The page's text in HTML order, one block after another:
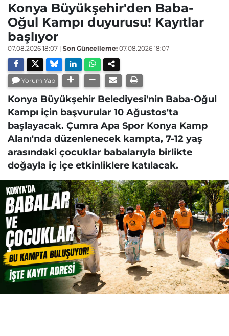
Konya Büyükşehir'den Baba-
Oğul Kampı duyurusu! Kayıtlar
başlıyor
07.08.2026 18:07 | Son Güncelleme: 07.08.2026 18:07
Yorum Yap
Konya Büyükşehir Belediyesi'nin Baba-Oğul
Kampı için başvurular 10 Ağustos'ta
başlayacak. Çumra Apa Spor Konya Kamp
Alanı'nda düzenlenecek kampta, 7-12 yaş
arasındaki çocuklar babalarıyla birlikte
doğayla iç içe etkinliklere katılacak.